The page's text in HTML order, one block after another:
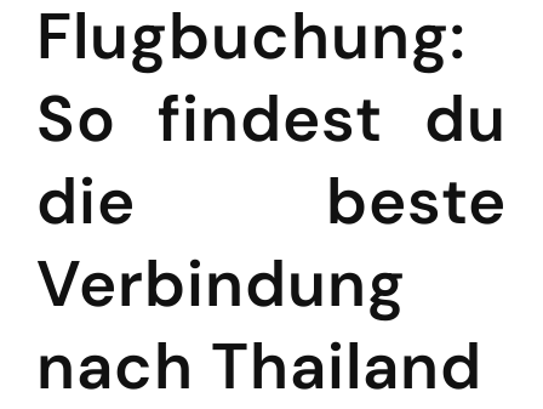
Flugbuchung:
So findest du
die beste
Verbindung
nach Thailand